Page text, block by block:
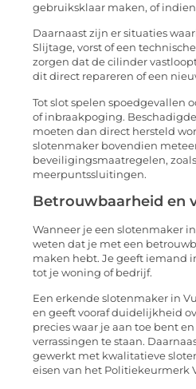
gebruiksklaar maken, of
Daarnaast zijn er situaties
Slijtage, vorst of een
zorgen dat de cilinder
dit direct repareren of een
Tot slot spelen spoedgevallen
of inbraakpoging.
moeten dan direct hersteld
slotenmaker bovendien
beveiligingsmaatregelen,
meerpuntssluitingen.
Betrouwbaarheid en
Wanneer je een slotenmaker
weten dat je met een
maken hebt. Je geeft iemand
tot je woning of bedrijf.
Een erkende slotenmaker in
en geeft vooraf duidelijkheid
precies waar je aan toe bent
verrassingen te staan.
gewerkt met kwalitatieve
eisen van het Politiekeurmerk